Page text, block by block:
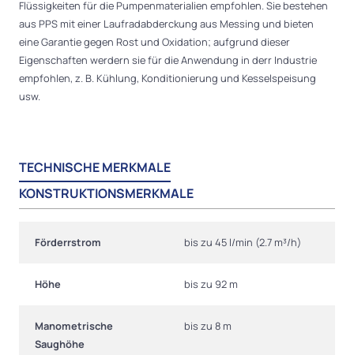
Flüssigkeiten für die Pumpenmaterialien empfohlen. Sie bestehen
aus PPS mit einer Laufradabderckung aus Messing und bieten
eine Garantie gegen Rost und Oxidation; aufgrund dieser
Eigenschaften werdern sie für die Anwendung in derr Industrie
empfohlen, z. B. Kühlung, Konditionierung und Kesselspeisung
usw.
TECHNISCHE MERKMALE
KONSTRUKTIONSMERKMALE
Förderrstrom bis zu 45 l/min (2.7 m³/h)
Höhe bis zu 92 m
Manometrische
Saughöhe
bis zu 8 m